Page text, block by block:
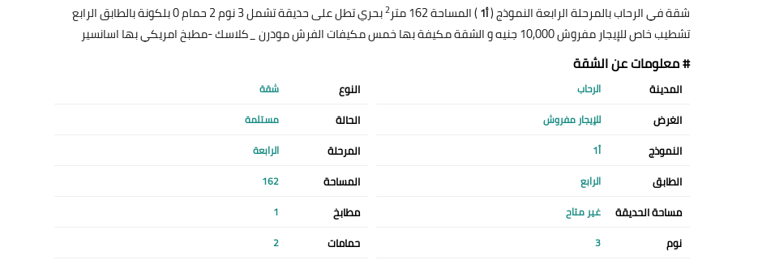
شقة في الرحاب بالمرحلة الرابعة النموذج (أ1 ) المساحة 162 متر 2
بحري تطل على حديقة تشمل 3 نوم 2 حمام 0 بلكونة بالطابق الرابع
تشطيب خاص للإيجار مفروش 10,000 جنيه و الشقة مكيفة بها خمس مكيفات الفرش مودرن _كلاسك -مطبخ امريكي بها اسانسير
# معلومات عن الشقة
المدينة الرحاب النوع شقة
الغرض للإيجار مفروش الحالة مستلمة
النموذج أ1 المرحلة الرابعة
الطابق الرابع المساحة 162
مساحة الحديقة غير متاح مطابخ 1
نوم 3 حمامات 2